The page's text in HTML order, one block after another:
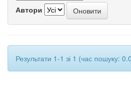
Автори
Результати 1-1 зі 1 (час пошуку: